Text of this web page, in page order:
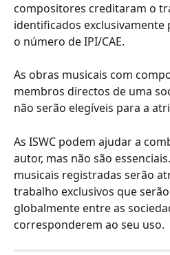
compositores creditaram o
identificados exclusivamente
o número de IPI/CAE.
As obras musicais com
membros directos de uma
não serão elegíveis para a
As ISWC podem ajudar a
autor, mas não são
musicais registradas serão
trabalho exclusivos que
globalmente entre as
corresponderem ao seu uso.